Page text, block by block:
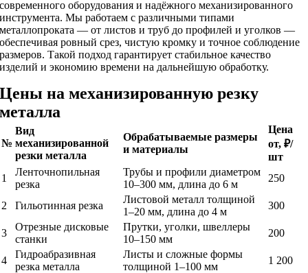
современного оборудования и надёжного механизированного
инструмента. Мы работаем с различными типами
металлопроката — от листов и труб до профилей и уголков —
обеспечивая ровный срез, чистую кромку и точное соблюдение
размеров. Такой подход гарантирует стабильное качество
изделий и экономию времени на дальнейшую обработку.
Цены на механизированную резку
металла
№
Вид
механизированной
резки металла
Обрабатываемые размеры
и материалы
Цена
от, ₽/
шт
1
Ленточнопильная
резка
Трубы и профили диаметром
10–300 мм, длина до 6 м
250
2 Гильотинная резка
Листовой металл толщиной
1–20 мм, длина до 4 м
300
3
Отрезные дисковые
станки
Прутки, уголки, швеллеры
10–150 мм
200
4
Гидроабразивная
резка металла
Листы и сложные формы
толщиной 1–100 мм
1 200